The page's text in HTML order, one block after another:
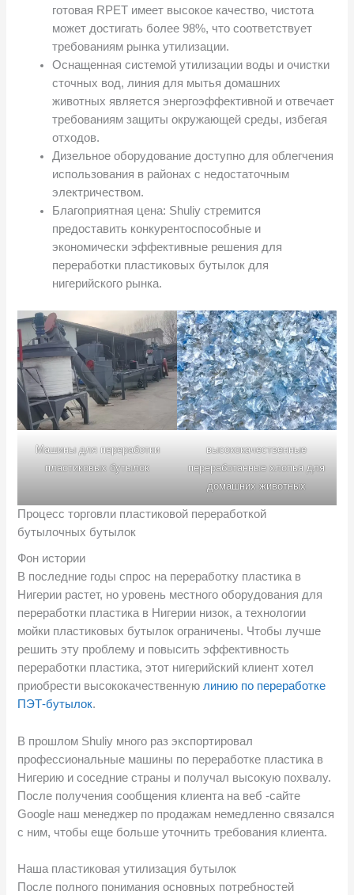
готовая RPET имеет высокое качество, чистота
может достигать более 98%, что соответствует
требованиям рынка утилизации.
Оснащенная системой утилизации воды и очистки
сточных вод, линия для мытья домашних
животных является энергоэффективной и отвечает
требованиям защиты окружающей среды, избегая
отходов.
Дизельное оборудование доступно для облегчения
использования в районах с недостаточным
электричеством.
Благоприятная цена: Shuliy стремится
предоставить конкурентоспособные и
экономически эффективные решения для
переработки пластиковых бутылок для
нигерийского рынка.
Машины для переработки
пластиковых бутылок
высококачественные
переработанные хлопья для
домашних животных
Процесс торговли пластиковой переработкой
бутылочных бутылок
Фон истории
В последние годы спрос на переработку пластика в
Нигерии растет, но уровень местного оборудования для
переработки пластика в Нигерии низок, а технологии
мойки пластиковых бутылок ограничены. Чтобы лучше
решить эту проблему и повысить эффективность
переработки пластика, этот нигерийский клиент хотел
приобрести высококачественнуюлинию по переработке
ПЭТ-бутылок.
В прошлом Shuliy много раз экспортировал
профессиональные машины по переработке пластика в
Нигерию и соседние страны и получал высокую похвалу.
После получения сообщения клиента на веб -сайте
Google наш менеджер по продажам немедленно связался
с ним, чтобы еще больше уточнить требования клиента.
Наша пластиковая утилизация бутылок
После полного понимания основных потребностей